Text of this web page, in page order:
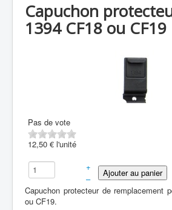
Capuchon
1394 CF18 ou CF19
Pas de vote
12,50 € l'unité
+
–
Capuchon protecteur de remplacement
ou CF19.